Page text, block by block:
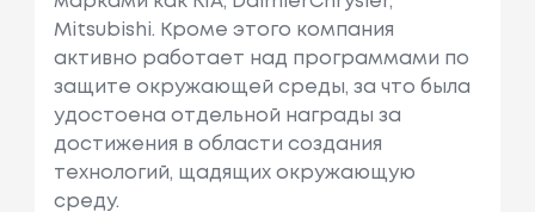
Mitsubishi. Кроме этого компания
активно работает над программами по
защите окружающей среды, за что была
удостоена отдельной награды за
достижения в области создания
технологий, щадящих окружающую
среду.